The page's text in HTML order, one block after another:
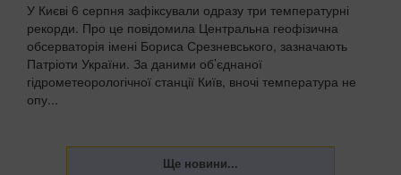
У Києві 6 серпня зафіксували одразу три температурні
рекорди. Про це повідомила Центральна геофізична
обсерваторія імені Бориса Срезневського, зазначають
Патріоти України. За даними об’єднаної
гідрометеорологічної станції Київ, вночі температура не
опу...